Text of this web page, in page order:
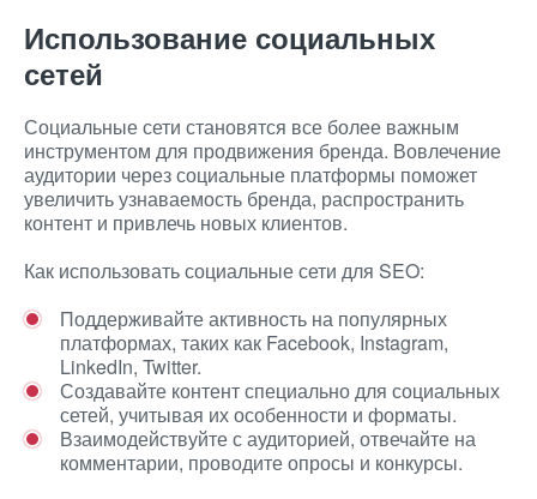
Использование социальных
сетей
Социальные сети становятся все более важным
инструментом для продвижения бренда. Вовлечение
аудитории через социальные платформы поможет
увеличить узнаваемость бренда, распространить
контент и привлечь новых клиентов.
Как использовать социальные сети для SEO:
Поддерживайте активность на популярных
платформах, таких как Facebook, Instagram,
LinkedIn, Twitter.
Создавайте контент специально для социальных
сетей, учитывая их особенности и форматы.
Взаимодействуйте с аудиторией, отвечайте на
комментарии, проводите опросы и конкурсы.